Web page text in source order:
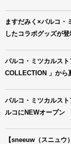
ますだみく×パルコ・
したコラボグッズが登
パルコ・ミツカルス
COLLECTION 」から
パルコ・ミツカルス
ルコにNEWオープン
【sneeuw（スニュ